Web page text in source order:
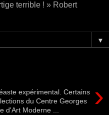
terrible ! » Robert
▼
›
expérimental. Certains
du Centre Georges
d'Art Moderne ...